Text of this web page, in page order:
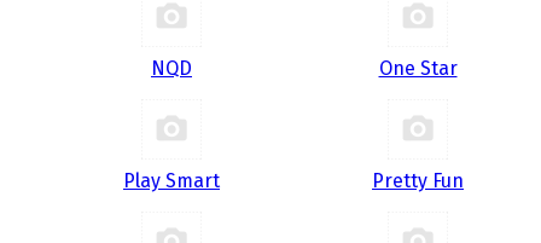
NQD One Star
Play Smart Pretty Fun